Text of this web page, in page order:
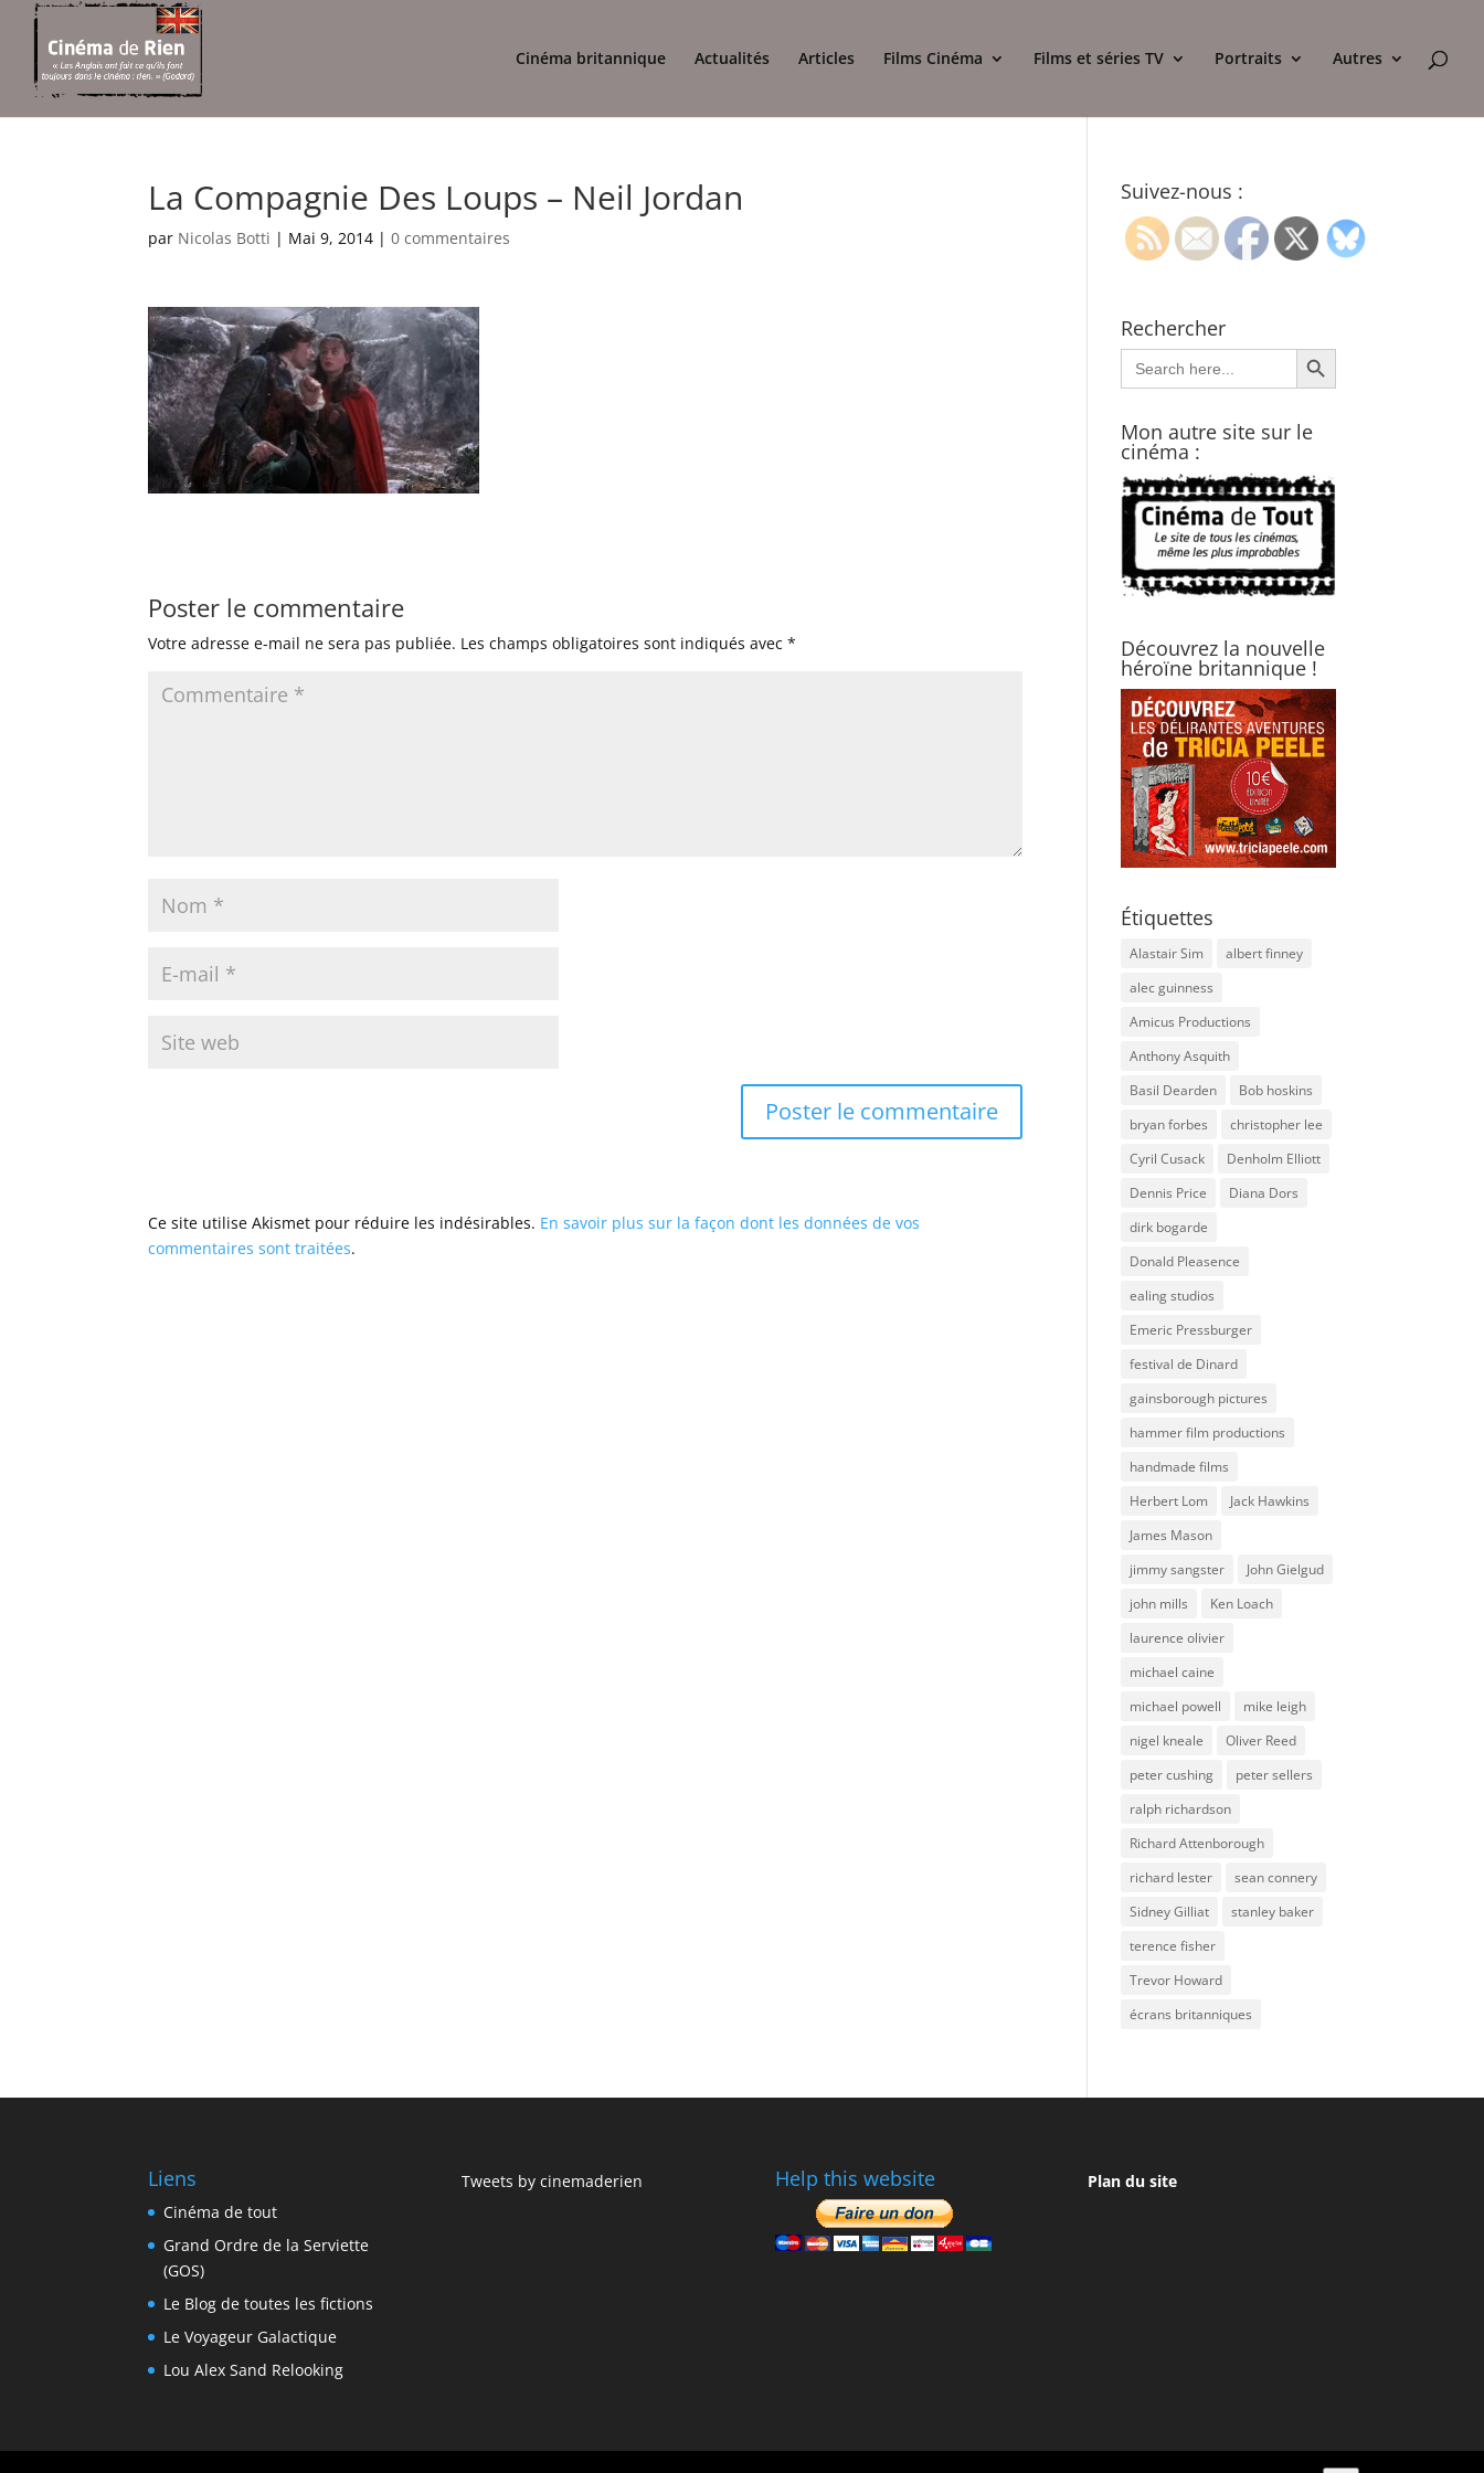
Cinéma britannique Actualités Articles Films Cinéma Films et séries TV Portraits Autres
La Compagnie Des Loups – Neil Jordan
par Nicolas Botti | Mai 9, 2014 |0 commentaires
Poster le commentaire
Votre adresse e-mail ne sera pas publiée. Les champs obligatoires sont indiqués avec*
Ce site utilise Akismet pour réduire les indésirables. En savoir plus sur la façon dont les données de vos
commentaires sont traitées.
Suivez-nous :
Rechercher
Search
for:
Search Button
Mon autre site sur le
cinéma :
Découvrez la nouvelle
héroïne britannique !
Étiquettes
Alastair Sim
albert finney
alec guinness
Amicus Productions
Anthony Asquith
Basil Dearden
Bob hoskins
bryan forbes
christopher lee
Cyril Cusack
Denholm Elliott
Dennis Price
Diana Dors
dirk bogarde
Donald Pleasence
ealing studios
Emeric Pressburger
festival de Dinard
gainsborough pictures
hammer film productions
handmade films
Herbert Lom
Jack Hawkins
James Mason
jimmy sangster
John Gielgud
john mills
Ken Loach
laurence olivier
michael caine
michael powell
mike leigh
nigel kneale
Oliver Reed
peter cushing
peter sellers
ralph richardson
Richard Attenborough
richard lester
sean connery
Sidney Gilliat
stanley baker
terence fisher
Trevor Howard
écrans britanniques
Liens
Cinéma de tout
Grand Ordre de la Serviette
(GOS)
Le Blog de toutes les fictions
Le Voyageur Galactique
Lou Alex Sand Relooking
Tweets by cinemaderien Help this website Plan du site